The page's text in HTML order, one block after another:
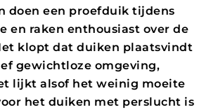
doen een proefduik tijdens
en raken enthousiast over de
klopt dat duiken plaatsvindt
gewichtloze omgeving,
lijkt alsof het weinig moeite
het duiken met perslucht is